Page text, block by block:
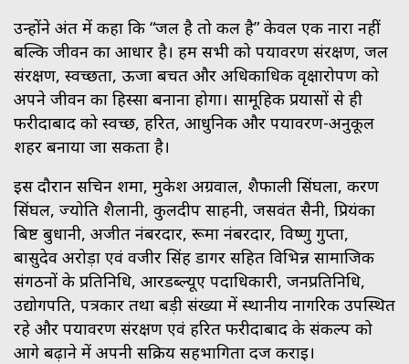
उन्होंने अंत में कहा कि “जल है तो कल है” केवल एक नारा नहीं
बल्कि जीवन का आधार है। हम सभी को पर्यावरण संरक्षण, जल
संरक्षण, स्वच्छता, ऊर्जा बचत और अधिकाधिक वृक्षारोपण को
अपने जीवन का हिस्सा बनाना होगा। सामूहिक प्रयासों से ही
फरीदाबाद को स्वच्छ, हरित, आधुनिक और पर्यावरण-अनुकूल
शहर बनाया जा सकता है।
इस दौरान सचिन शर्मा, मुकेश अग्रवाल, शैफाली सिंघला, करण
सिंघल, ज्योति शैलानी, कुलदीप साहनी, जसवंत सैनी, प्रियंका
बिष्ट बुधानी, अजीत नंबरदार, रूमा नंबरदार, विष्णु गुप्ता,
बासुदेव अरोड़ा एवं वजीर सिंह डागर सहित विभिन्न सामाजिक
संगठनों के प्रतिनिधि, आरडब्ल्यूए पदाधिकारी, जनप्रतिनिधि,
उद्योगपति, पत्रकार तथा बड़ी संख्या में स्थानीय नागरिक उपस्थित
रहे और पर्यावरण संरक्षण एवं हरित फरीदाबाद के संकल्प को
आगे बढ़ाने में अपनी सक्रिय सहभागिता दर्ज कराई।